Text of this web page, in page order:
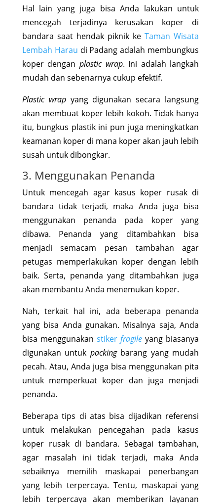
Hal lain yang juga bisa Anda lakukan untuk
mencegah terjadinya kerusakan koper di
bandara saat hendak piknik keTaman Wisata
Lembah Harau di Padang adalah membungkus
koper dengan plastic wrap. Ini adalah langkah
mudah dan sebenarnya cukup efektif.
Plastic wrap yang digunakan secara langsung
akan membuat koper lebih kokoh. Tidak hanya
itu, bungkus plastik ini pun juga meningkatkan
keamanan koper di mana koper akan jauh lebih
susah untuk dibongkar.
3. Menggunakan Penanda
Untuk mencegah agar kasus koper rusak di
bandara tidak terjadi, maka Anda juga bisa
menggunakan penanda pada koper yang
dibawa. Penanda yang ditambahkan bisa
menjadi semacam pesan tambahan agar
petugas memperlakukan koper dengan lebih
baik. Serta, penanda yang ditambahkan juga
akan membantu Anda menemukan koper.
Nah, terkait hal ini, ada beberapa penanda
yang bisa Anda gunakan. Misalnya saja, Anda
bisa menggunakan stikerfragile yang biasanya
digunakan untuk packingbarang yang mudah
pecah. Atau, Anda juga bisa menggunakan pita
untuk memperkuat koper dan juga menjadi
penanda.
Beberapa tips di atas bisa dijadikan referensi
untuk melakukan pencegahan pada kasus
koper rusak di bandara. Sebagai tambahan,
agar masalah ini tidak terjadi, maka Anda
sebaiknya memilih maskapai penerbangan
yang lebih terpercaya. Tentu, maskapai yang
lebih terpercaya akan memberikan layanan